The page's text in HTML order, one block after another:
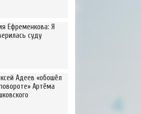
Ефременкова: Я
суду
Адеев «обошёл
Артёма